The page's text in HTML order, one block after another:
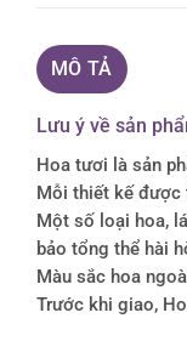
MÔ TẢ
Lưu ý về sản
Hoa tươi là sản
Mỗi thiết kế được
Một số loại hoa,
bảo tổng thể hài
Màu sắc hoa
Trước khi giao,